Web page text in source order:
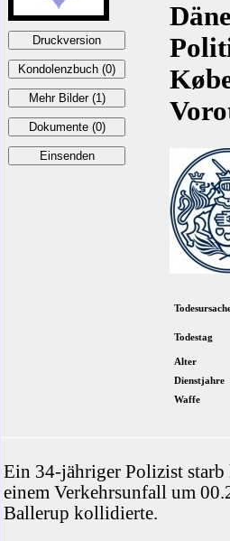
Todestag
Alter
Dienstjahre
Waffe
Ein 34-jähriger Polizist starb
einem Verkehrsunfall um
Ballerup kollidierte.